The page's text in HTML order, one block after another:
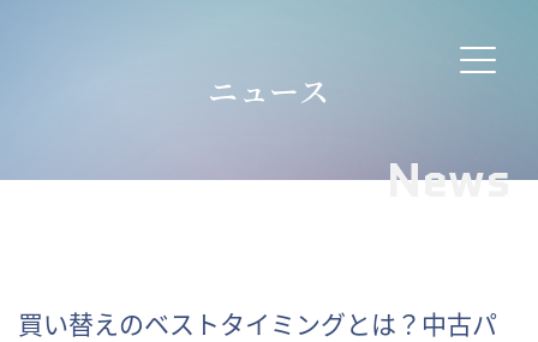
ニュース
News
買い替えのベストタイミングとは？中古パ